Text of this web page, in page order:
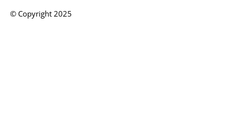
© Copyright 2025